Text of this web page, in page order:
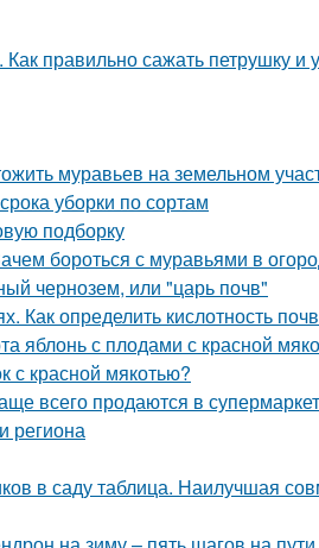
правильно сажать петрушку и
муравьев на земельном
уборки по сортам
подборку
бороться с муравьями в
чернозем, или "царь почв"
Как определить кислотность
яблонь с плодами с красной
с красной мякотью?
всего продаются в
региона
в саду таблица. Наилучшая